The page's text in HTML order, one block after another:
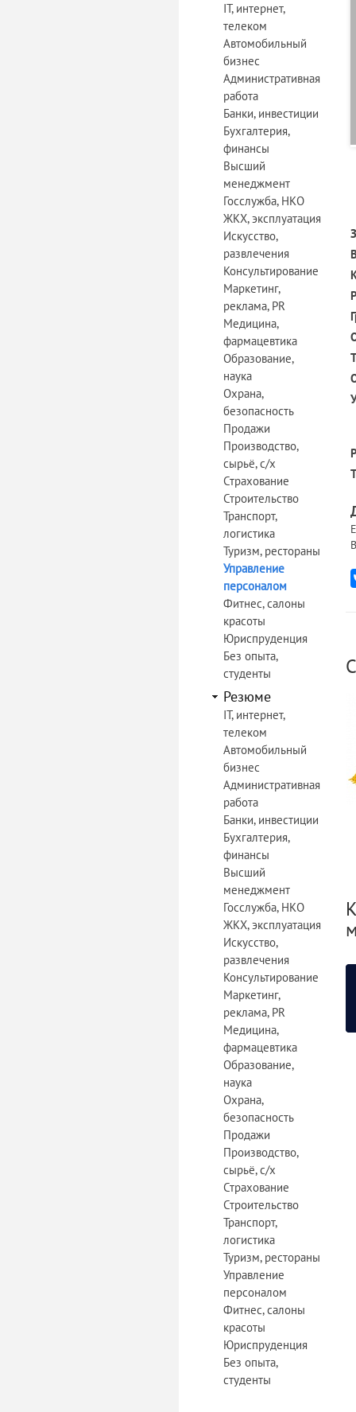
IT, интернет,
телеком
Автомобильный
бизнес
Административная
работа
Банки, инвестиции
Бухгалтерия,
финансы
Высший
менеджмент
Госслужба, НКО
ЖКХ, эксплуатация
Искусство,
развлечения
Консультирование
Маркетинг,
реклама, PR
Медицина,
фармацевтика
Образование,
наука
Охрана,
безопасность
Продажи
Производство,
сырьё, с/х
Страхование
Строительство
Транспорт,
логистика
Туризм, рестораны
Управление
персоналом
Фитнес, салоны
красоты
Юриспруденция
Без опыта,
студенты
Резюме
IT, интернет,
телеком
Автомобильный
бизнес
Административная
работа
Банки, инвестиции
Бухгалтерия,
финансы
Высший
менеджмент
Госслужба, НКО
ЖКХ, эксплуатация
Искусство,
развлечения
Консультирование
Маркетинг,
реклама, PR
Медицина,
фармацевтика
Образование,
наука
Охрана,
безопасность
Продажи
Производство,
сырьё, с/х
Страхование
Строительство
Транспорт,
логистика
Туризм, рестораны
Управление
персоналом
Фитнес, салоны
красоты
Юриспруденция
Без опыта,
студенты